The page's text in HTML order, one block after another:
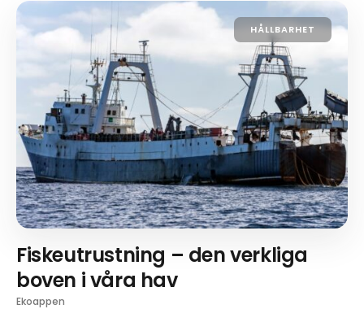
HÅLLBARHET
Fiskeutrustning – den verkliga
boven i våra hav
Ekoappen